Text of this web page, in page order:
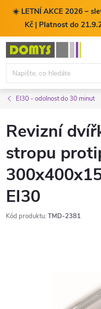
☀️ LETNÍ AKCE 2026 –
Kč | Platnost do
Přejít
obsah
EI30 - odolnost do 30 minut
Revizní
stropu
EI30
Kód produktu: TMD-2381